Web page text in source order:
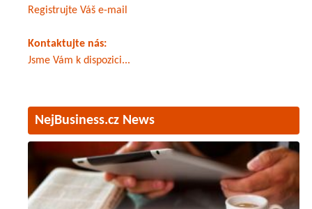
Registrujte Váš e-mail
Kontaktujte nás:
Jsme Vám k dispozici...
NejBusiness.cz News